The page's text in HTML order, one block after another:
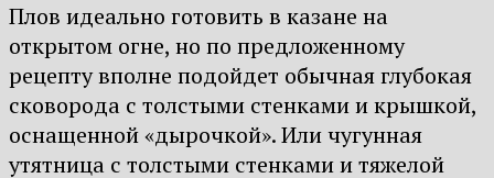
Плов идеально готовить в казане на
открытом огне, но по предложенному
рецепту вполне подойдет обычная глубокая
сковорода с толстыми стенками и крышкой,
оснащенной «дырочкой». Или чугунная
утятница с толстыми стенками и тяжелой